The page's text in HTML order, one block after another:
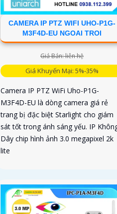
CAMERA IP PTZ WIFI UHO-P1G-
M3F4D-EU NGOAI TROI
Giá Bán: liên hệ
Giá Khuyến Mại: 5%-35%
Camera IP PTZ WiFi Uho-P1G-
M3F4D-EU là dòng camera giá rẻ
trang bị đặc biệt Starlight cho giám
sát tốt trong ánh sáng yếu. IP
Dây chip hình ảnh 3.0 megapixel 2k
lite